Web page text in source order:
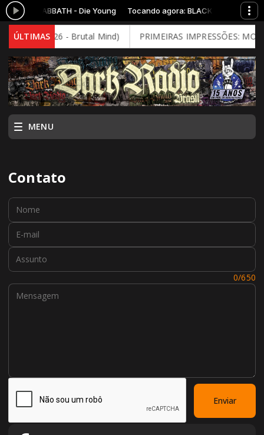
BLACK SABBATH - Die Young Tocando agora: BLACK SABBATH -
ÚLTIMAS
Decay (2026 - Brutal Mind) PRIMEIRAS IMPRESSÕES:
MENU
Contato
Nome:
E-mail:
Assunto:
0/650
Enviar